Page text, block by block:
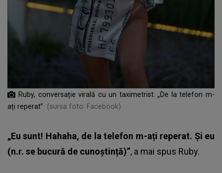
Ruby, conversație virală cu un taximetrist: „De la telefon m-
ați reperat”
(sursa foto: Facebook)
„Eu sunt! Hahaha, de la telefon m-ați reperat. Și eu
(n.r. se bucură de cunoștință)”, a mai spus Ruby.